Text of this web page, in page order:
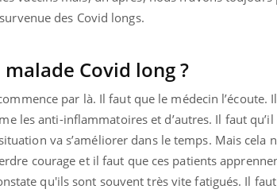
des Covid longs.
Covid long ?
par là. Il faut que le médecin l’écoute.
les anti-inflammatoires et d’autres. Il faut qu’il
va s’améliorer dans le temps. Mais cela
courage et il faut que ces patients
qu'ils sont souvent très vite fatigués. Il faut